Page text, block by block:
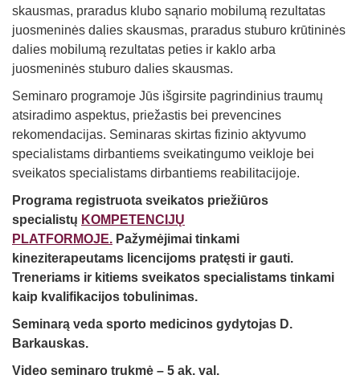
skausmas, praradus klubo sąnario mobilumą rezultatas
juosmeninės dalies skausmas, praradus stuburo krūtininės
dalies mobilumą rezultatas peties ir kaklo arba
juosmeninės stuburo dalies skausmas.
Seminaro programoje Jūs išgirsite pagrindinius traumų
atsiradimo aspektus, priežastis bei prevencines
rekomendacijas. Seminaras skirtas fizinio aktyvumo
specialistams dirbantiems sveikatingumo veikloje bei
sveikatos specialistams dirbantiems reabilitacijoje.
Programa registruota sveikatos priežiūros
specialistų KOMPETENCIJŲ
PLATFORMOJE. Pažymėjimai tinkami
kineziterapeutams licencijoms pratęsti ir gauti.
Treneriams ir kitiems sveikatos specialistams tinkami
kaip kvalifikacijos tobulinimas.
Seminarą veda sporto medicinos gydytojas D.
Barkauskas.
Video seminaro trukmė – 5 ak. val.